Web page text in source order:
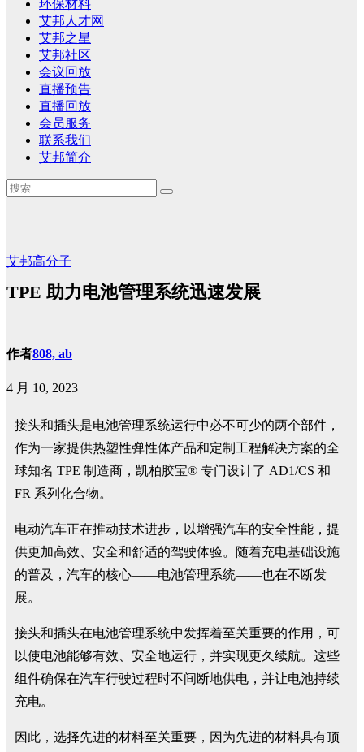
环保材料
艾邦人才网
艾邦之星
艾邦社区
会议回放
直播预告
直播回放
会员服务
联系我们
艾邦简介
艾邦高分子
TPE 助力电池管理系统迅速发展
作者808, ab
4 月 10, 2023
接头和插头是电池管理系统运行中必不可少的两个部件，
作为一家提供热塑性弹性体产品和定制工程解决方案的全
球知名 TPE 制造商，凯柏胶宝® 专门设计了 AD1/CS 和
FR 系列化合物。
电动汽车正在推动技术进步，以增强汽车的安全性能，提
供更加高效、安全和舒适的驾驶体验。随着充电基础设施
的普及，汽车的核心——电池管理系统——也在不断发
展。
接头和插头在电池管理系统中发挥着至关重要的作用，可
以使电池能够有效、安全地运行，并实现更久续航。这些
组件确保在汽车行驶过程时不间断地供电，并让电池持续
充电。
因此，选择先进的材料至关重要，因为先进的材料具有顶